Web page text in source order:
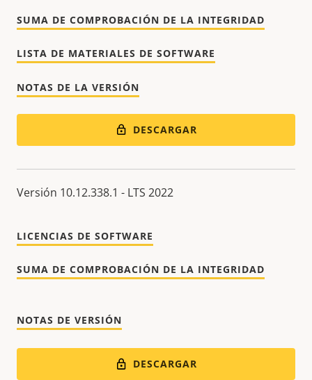
SUMA DE COMPROBACIÓN DE LA INTEGRIDAD
LISTA DE MATERIALES DE SOFTWARE
NOTAS DE LA VERSIÓN
DESCARGAR
Versión 10.12.338.1 - LTS 2022
LICENCIAS DE SOFTWARE
SUMA DE COMPROBACIÓN DE LA INTEGRIDAD
NOTAS DE VERSIÓN
DESCARGAR